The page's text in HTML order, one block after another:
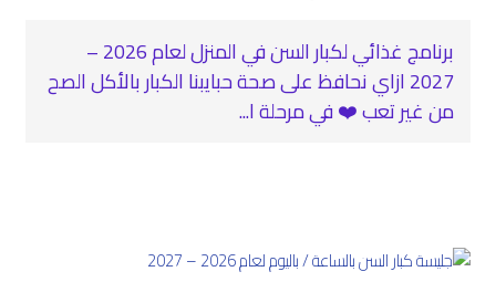
برنامج غذائي لكبار السن في المنزل لعام 2026 –
2027 ازاي نحافظ على صحة حبايبنا الكبار بالأكل الصح
من غير تعب ❤️‍ في مرحلة ا...